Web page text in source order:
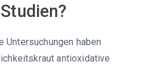
haben
antioxidative